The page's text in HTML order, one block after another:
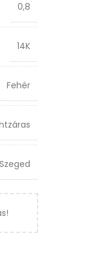
0,8
14K
Fehér
Szeged